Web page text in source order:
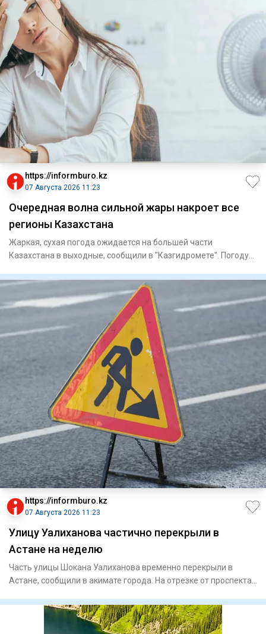
https://informburo.kz
07 Августа 2026 11:23
Очередная волна сильной жары накроет все
регионы Казахстана
Жаркая, сухая погода ожидается на большей части
Казахстана в выходные, сообщили в "Казгидромете". Погоду
https://informburo.kz
07 Августа 2026 11:23
Улицу Уалиханова частично перекрыли в
Астане на неделю
Часть улицы Шокана Уалиханова временно перекрыли в
Астане, сообщили в акимате города. На отрезке от проспекта